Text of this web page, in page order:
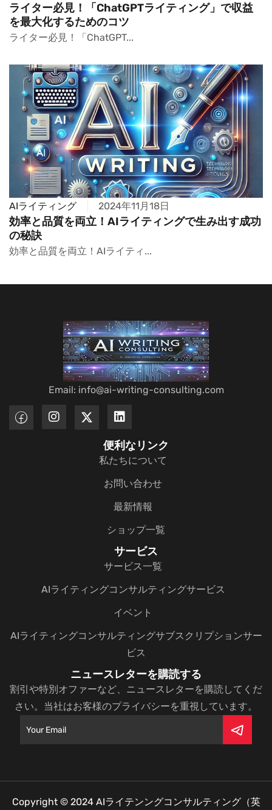
ライター必見！「ChatGPTライティング」で収益
を最大化するためのコツ
ライター必見！「ChatGPT...
AIライティング 2024年11月18日
効率と品質を両立！AIライティングで生み出す成功
の秘訣
効率と品質を両立！AIライティ...
Email: info@ai-writing-consulting.com
便利なリンク
私たちについて
お問い合わせ
最新情報
ショップ一覧
サービス
サービス一覧
AIライティングコンサルティングサービス
イベント
AIライティングコンサルティングサブスクリプションサー
ビス
ニュースレターを購読する
割引や特別オファーなど、ニュースレターを購読してくだ
さい。当社はお客様のプライバシーを重視しています。
Copyright © 2024 AIライテンングコンサルティング（英